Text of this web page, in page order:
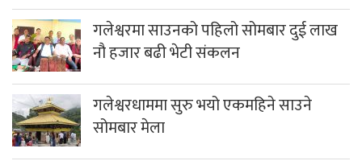
गलेश्वरमा साउनको पहिलो सोमबार दुई लाख
नौ हजार बढी भेटी संकलन
गलेश्वरधाममा सुरु भयो एकमहिने साउने
सोमबार मेला